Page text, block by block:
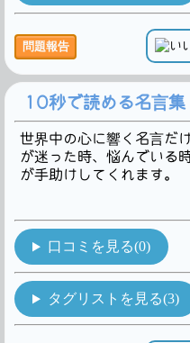
問題報告
10秒で読める名言集
世界中の心に響く名言だ
が迷った時、悩んでいる
が手助けしてくれます。
口コミを見る(0)
タグリストを見る(3)